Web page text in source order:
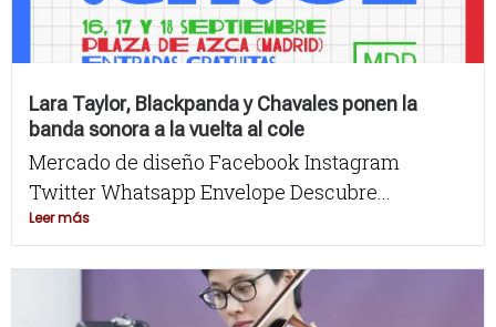
Lara Taylor, Blackpanda y Chavales ponen la
banda sonora a la vuelta al cole
Mercado de diseño Facebook Instagram
Twitter Whatsapp Envelope Descubre...
Leer más